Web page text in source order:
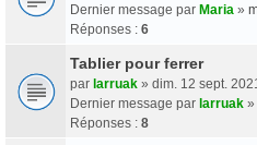
Dernier message par Maria »
Réponses : 6
Tablier pour ferrer
par larruak » dim. 12 sept.
Dernier message par larruak »
Réponses : 8